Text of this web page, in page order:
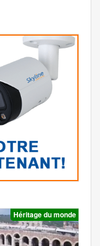
Héritage du monde